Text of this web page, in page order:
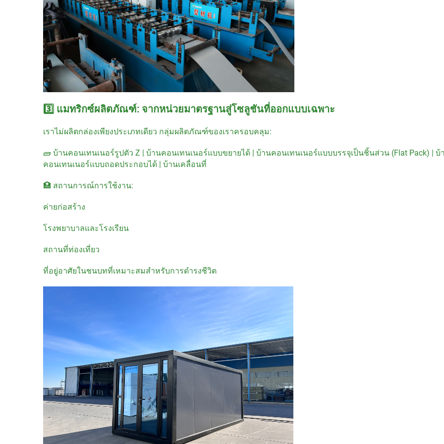
3️⃣ แมทริกซ์ผลิตภัณฑ์: จากหน่วยมาตรฐานสู่โซลูชันที่ออกแบบเฉพาะ
เราไม่ผลิตกล่องเพียงประเภทเดียว กลุ่มผลิตภัณฑ์ของเราครอบคลุม:
🧱 บ้านคอนเทนเนอร์รูปตัว Z | บ้านคอนเทนเนอร์แบบขยายได้ | บ้านคอนเทนเนอร์แบบบรรจุเป็นชิ้นส่วน (Flat Pack) | บ้
คอนเทนเนอร์แบบถอดประกอบได้ | บ้านเคลื่อนที่
🏥 สถานการณ์การใช้งาน:
ค่ายก่อสร้าง
โรงพยาบาลและโรงเรียน
สถานที่ท่องเที่ยว
ที่อยู่อาศัยในชนบทที่เหมาะสมสำหรับการดำรงชีวิต